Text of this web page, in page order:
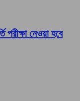
পরীক্ষা নেওয়া হবে